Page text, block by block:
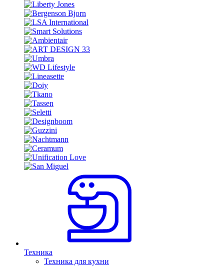
Техника
Техника для кухни